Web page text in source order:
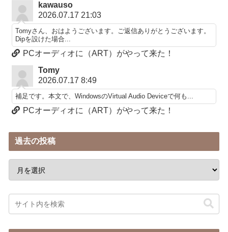
kawauso
2026.07.17 21:03
Tomyさん、おはようございます。ご返信ありがとうございます。
Dipを設けた場合...
PCオーディオに（ART）がやって来た！
Tomy
2026.07.17 8:49
補足です。本文で、WindowsのVirtual Audio Deviceで何も...
PCオーディオに（ART）がやって来た！
過去の投稿